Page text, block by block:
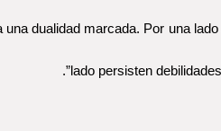
dualidad marcada. Por una
lado persisten